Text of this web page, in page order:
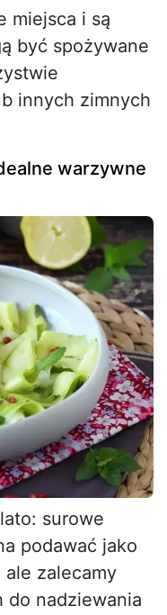
miejsca i są
być spożywane
innych zimnych
warzywne
surowe
podawać jako
zalecamy
do nadziewania